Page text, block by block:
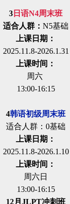
3 日语N4周末班
适合人群： N5基础
上课日期：
2025.11.8-2026.1.31
上课时间：
周六
13:00-16:15
4韩语初级周末班
适合人群：0基础
上课日期：
2025.11.8-2026.1.10
上课时间：
周六日
13:00-16:15
12月JLPT冲刺班